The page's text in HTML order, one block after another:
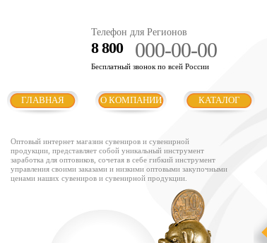
Телефон для Регионов
8 800 000-00-00
Бесплатный звонок по всей России
ГЛАВНАЯ О КОМПАНИИ КАТАЛОГ
Оптовый интернет магазин сувениров и сувенирной
продукции, представляет собой уникальный инструмент
заработка для оптовиков, сочетая в себе гибкий инструмент
управления своими заказами и низкими оптовыми закупочными
ценами наших сувениров и сувенирной продукции.